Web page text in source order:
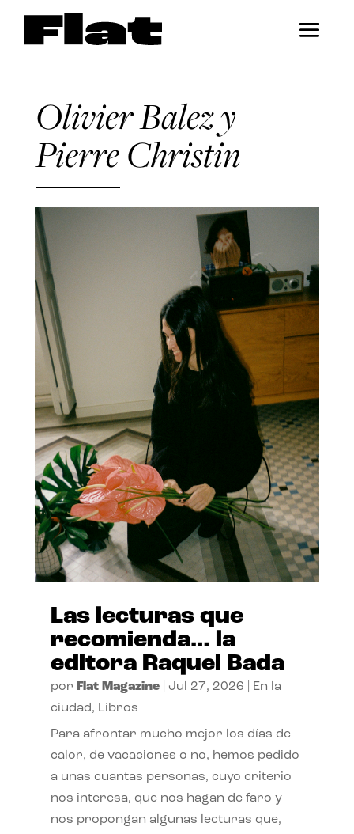
Olivier Balez y
Pierre Christin
Las lecturas que
recomienda… la
editora Raquel Bada
por Flat Magazine| Jul 27, 2026
En la
ciudad, Libros
Para afrontar mucho mejor los días de
calor, de vacaciones o no, hemos pedido
a unas cuantas personas, cuyo criterio
nos interesa, que nos hagan de faro y
nos propongan algunas lecturas que,